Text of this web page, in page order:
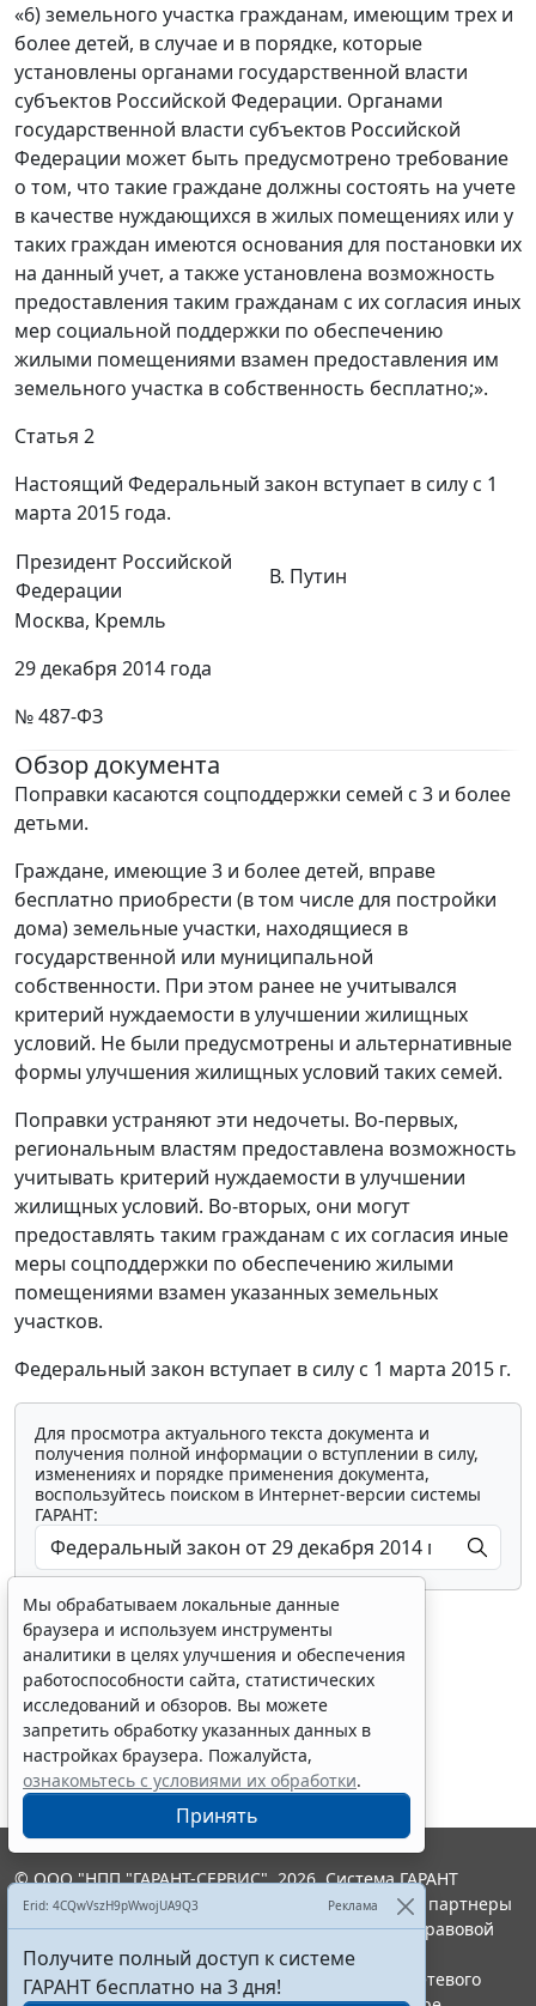
«6) земельного участка гражданам, имеющим трех и
более детей, в случае и в порядке, которые
установлены органами государственной власти
субъектов Российской Федерации. Органами
государственной власти субъектов Российской
Федерации может быть предусмотрено требование
о том, что такие граждане должны состоять на учете
в качестве нуждающихся в жилых помещениях или у
таких граждан имеются основания для постановки их
на данный учет, а также установлена возможность
предоставления таким гражданам с их согласия иных
мер социальной поддержки по обеспечению
жилыми помещениями взамен предоставления им
земельного участка в собственность бесплатно;».
Статья 2
Настоящий Федеральный закон вступает в силу с 1
марта 2015 года.
Президент Российской
Федерации
В. Путин
Москва, Кремль
29 декабря 2014 года
№ 487-ФЗ
Обзор документа
Поправки касаются соцподдержки семей с 3 и более
детьми.
Граждане, имеющие 3 и более детей, вправе
бесплатно приобрести (в том числе для постройки
дома) земельные участки, находящиеся в
государственной или муниципальной
собственности. При этом ранее не учитывался
критерий нуждаемости в улучшении жилищных
условий. Не были предусмотрены и альтернативные
формы улучшения жилищных условий таких семей.
Поправки устраняют эти недочеты. Во-первых,
региональным властям предоставлена возможность
учитывать критерий нуждаемости в улучшении
жилищных условий. Во-вторых, они могут
предоставлять таким гражданам с их согласия иные
меры соцподдержки по обеспечению жилыми
помещениями взамен указанных земельных
участков.
Федеральный закон вступает в силу с 1 марта 2015 г.
Для просмотра актуального текста документа и
получения полной информации о вступлении в силу,
изменениях и порядке применения документа,
воспользуйтесь поиском в Интернет-версии системы
ГАРАНТ:
Показать все материалы
Мы обрабатываем локальные данные
браузера и используем инструменты
аналитики в целях улучшения и обеспечения
работоспособности сайта, статистических
исследований и обзоров. Вы можете
запретить обработку указанных данных в
настройках браузера. Пожалуйста,
ознакомьтесь с условиями их обработки.
Принять
Erid: 4CQwVszH9pWwojUA9Q3 Реклама
Получите полный доступ к системе
ГАРАНТ бесплатно на 3 дня!
© ООО "НПП "ГАРАНТ-СЕРВИС", 2026. Система ГАРАНТ
выпускается с 1990 года. Компания "Гарант" и ее партнеры
являются участниками Российской ассоциации правовой
информации ГАРАНТ.
Портал ГАРАНТ.РУ зарегистрирован в качестве сетевого